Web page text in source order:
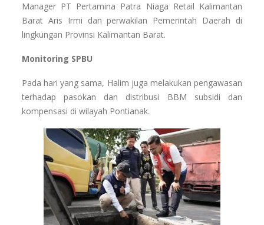
Manager PT Pertamina Patra Niaga Retail Kalimantan
Barat Aris Irmi dan perwakilan Pemerintah Daerah di
lingkungan Provinsi Kalimantan Barat.
Monitoring SPBU
Pada hari yang sama, Halim juga melakukan pengawasan
terhadap pasokan dan distribusi BBM subsidi dan
kompensasi di wilayah Pontianak.